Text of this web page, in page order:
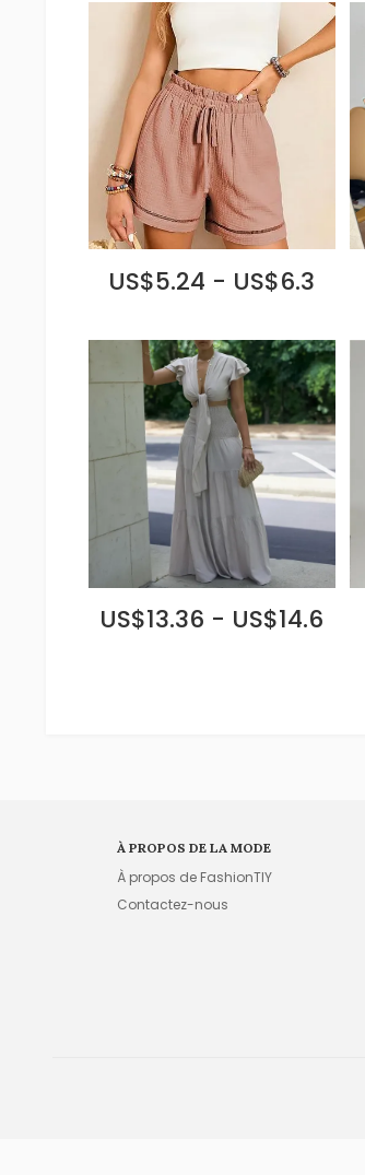
US$5.24 - US$6.3
US$13.36 - US$14.6
À PROPOS DE LA MODE
À propos de FashionTIY
Contactez-nous